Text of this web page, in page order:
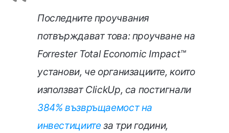
Последните проучвания
потвърждават това: проучване на
Forrester Total Economic Impact™
установи, че организациите, които
използват ClickUp, са постигнали
384% възвръщаемост на
инвестициитеза три години,